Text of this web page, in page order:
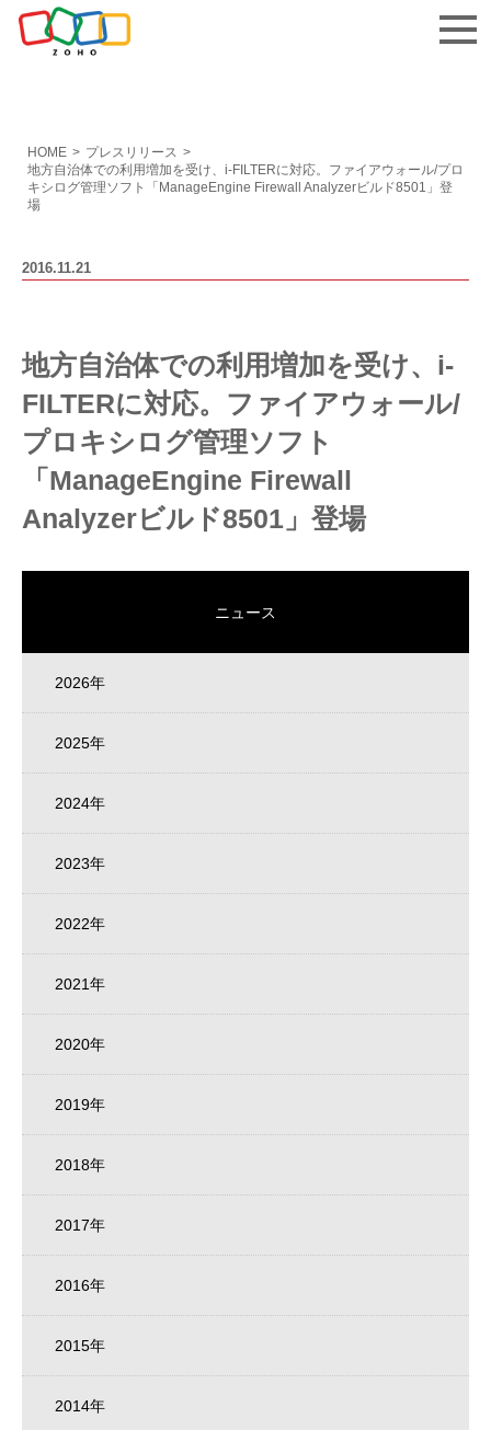
お問い合わせ
HOME > プレスリリース >
地方自治体での利用増加を受け、i-FILTERに対応。ファイアウォール/プロ
キシログ管理ソフト「ManageEngine Firewall Analyzerビルド8501」登
場
2016.11.21
地方自治体での利用増加を受け、i-
FILTERに対応。ファイアウォール/
プロキシログ管理ソフト
「ManageEngine Firewall
Analyzerビルド8501」登場
ニュース
2026年
2025年
2024年
2023年
2022年
2021年
2020年
2019年
2018年
2017年
2016年
2015年
2014年